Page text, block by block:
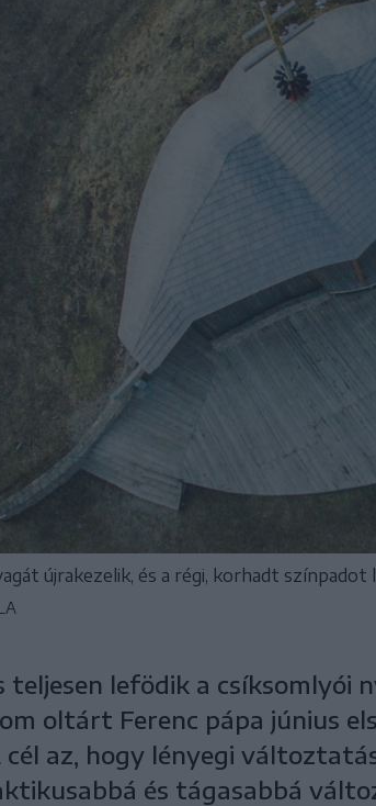
újrakezelik, és a régi, korhadt
teljesen lefödik a csíksomlyói
oltárt Ferenc pápa június
cél az, hogy lényegi
és tágasabbá